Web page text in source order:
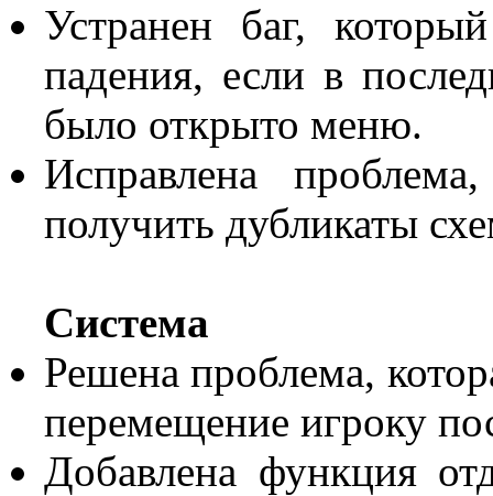
Устранен баг,
падения, если в
было открыто меню.
Исправлена
получить дубликаты
Система
Решена проблема,
перемещение игроку
Добавлена функция